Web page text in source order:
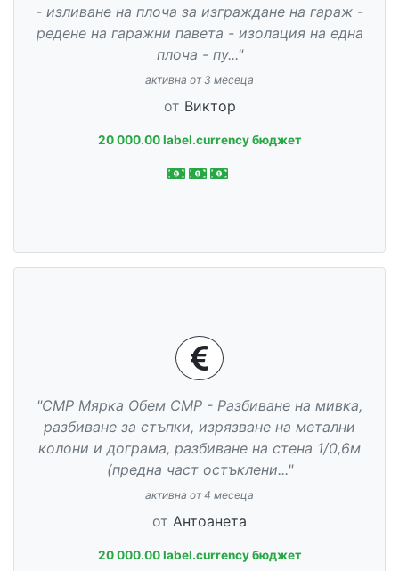
- изливане на плоча за изграждане на гараж -
редене на гаражни павета - изолация на една
плоча - пу..."
активна от 3 месеца
от Виктор
20 000.00 label.currency бюджет
"СМР Мярка Обем СМР - Разбиване на мивка,
разбиване за стъпки, изрязване на метални
колони и дограма, разбиване на стена 1/0,6м
(предна част остъклени..."
активна от 4 месеца
от Антоанета
20 000.00 label.currency бюджет